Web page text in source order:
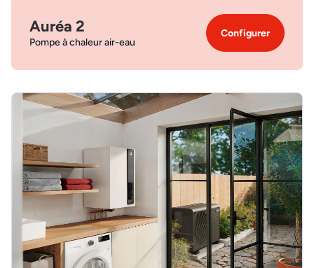
Auréa 2
Pompe à chaleur air-eau
Configurer